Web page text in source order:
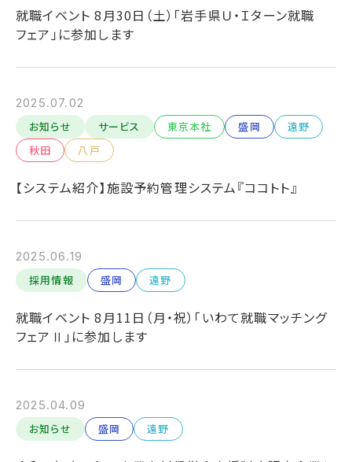
就職イベント 8月30日（土）「岩手県Ｕ・Ｉターン就職
フェア」に参加します
2025.07.02
お知らせ
サービス 東京本社 盛岡
遠野
秋田
八戸
【システム紹介】施設予約管理システム『ココトト』
2025.06.19
採用情報
盛岡 遠野
就職イベント 8月11日（月・祝）「いわて就職マッチング
フェアⅡ」に参加します
2025.04.09
お知らせ
盛岡 遠野